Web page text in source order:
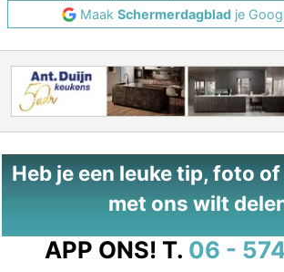
Maak Schermerdagblad je
Heb je een leuke tip, foto
met ons wilt
APP ONS! T. 06 -